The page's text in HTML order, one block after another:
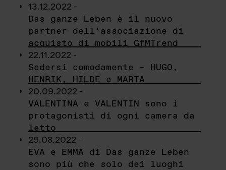
13.12.2022 -
Das ganze Leben è il nuovo
partner dell’associazione di
acquisto di mobili GfMTrend
22.11.2022 -
Sedersi comodamente – HUGO,
HENRIK, HILDE e MARTA
20.09.2022 -
VALENTINA e VALENTIN sono i
protagonisti di ogni camera da
letto
29.08.2022 -
EVA e EMMA di Das ganze Leben
sono più che solo dei luoghi